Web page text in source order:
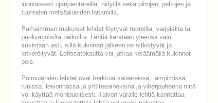
luontaisesti ojanpientareilla, niityillä sekä pihojen, peltojen ja
tuoreiden metsäalueiden laitamilla.
Parhaimman makuiset lehdet löytyvät tuoreilta, varjoisilta tai
puolivarjoisilta paikoilta. Lehtiä kerätään yleensä vain
kukintaan asti, sillä kukinnan jälkeen ne sitkistyvät ja
kitkeröityvät. Lehtisatokautta voi jatkaa keräämällä kukinnot
pois.
Poimulehden lehdet ovat herkkua salaateissa, lämpimissä
ruuissa, leivonnassa ja yrttiteeaineksina ja viherjauheena niitä
voi käyttää monipuolisesti. Talven varalle lehtiä kannattaa